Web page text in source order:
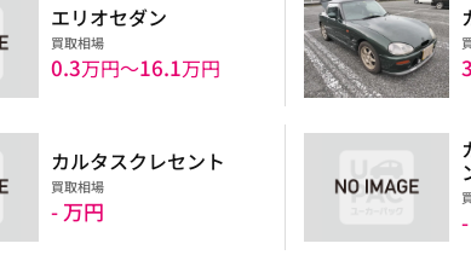
エリオセダン
買取相場
0.3万円〜16.1万円
カルタスクレセント
買取相場
- 万円